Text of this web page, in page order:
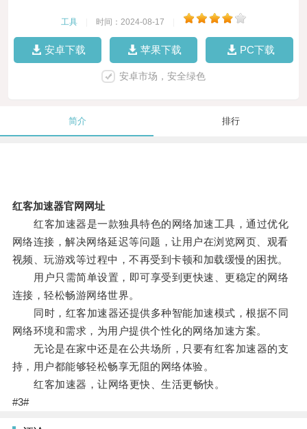
工具 时间：2024-08-17
安卓下载 苹果下载 PC下载
安卓市场，安全绿色
简介 排行
红客加速器官网网址
红客加速器是一款独具特色的网络加速工具，通过优化
网络连接，解决网络延迟等问题，让用户在浏览网页、观看
视频、玩游戏等过程中，不再受到卡顿和加载缓慢的困扰。
用户只需简单设置，即可享受到更快速、更稳定的网络
连接，轻松畅游网络世界。
同时，红客加速器还提供多种智能加速模式，根据不同
网络环境和需求，为用户提供个性化的网络加速方案。
无论是在家中还是在公共场所，只要有红客加速器的支
持，用户都能够轻松畅享无阻的网络体验。
红客加速器，让网络更快、生活更畅快。
#3#